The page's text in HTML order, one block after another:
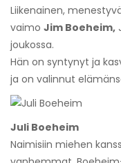
Liikenainen,
vaimo Jim Boeheim,
joukossa.
Hän on syntynyt ja
ja on valinnut
Juli Boeheim
Naimisiin miehen